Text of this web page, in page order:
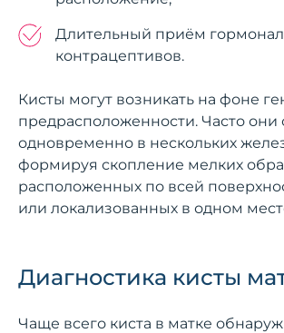
Длительный приём
контрацептивов.
Кисты могут возникать на фоне
предрасположенности. Часто они
одновременно в нескольких
формируя скопление мелких
расположенных по всей
или локализованных в одном
Диагностика кисты
Чаще всего киста в матке